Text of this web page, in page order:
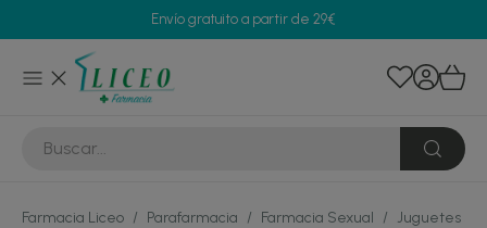
Envío gratuito a partir de 29€
Farmacia Liceo / Parafarmacia / Farmacia Sexual / Juguetes